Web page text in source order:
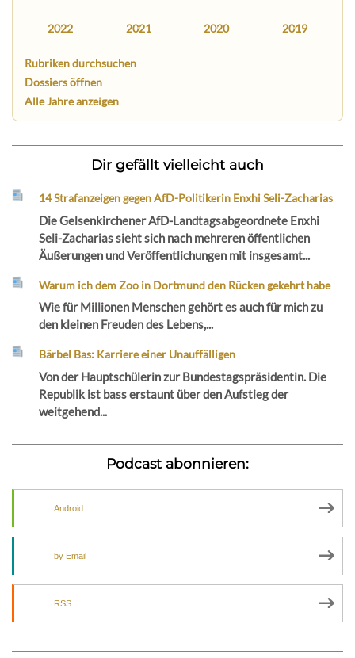
2022 2021 2020 2019
Rubriken durchsuchen
Dossiers öffnen
Alle Jahre anzeigen
Dir gefällt vielleicht auch
14 Strafanzeigen gegen AfD-Politikerin Enxhi Seli-Zacharias
Die Gelsenkirchener AfD-Landtagsabgeordnete Enxhi
Seli-Zacharias sieht sich nach mehreren öffentlichen
Äußerungen und Veröffentlichungen mit insgesamt...
Warum ich dem Zoo in Dortmund den Rücken gekehrt habe
Wie für Millionen Menschen gehört es auch für mich zu
den kleinen Freuden des Lebens,...
Bärbel Bas: Karriere einer Unauffälligen
Von der Hauptschülerin zur Bundestagspräsidentin. Die
Republik ist bass erstaunt über den Aufstieg der
weitgehend...
Podcast abonnieren:
Android
by Email
RSS